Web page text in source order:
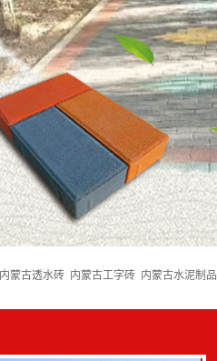
内蒙古透水砖 内蒙古工字砖 内蒙古水泥制品